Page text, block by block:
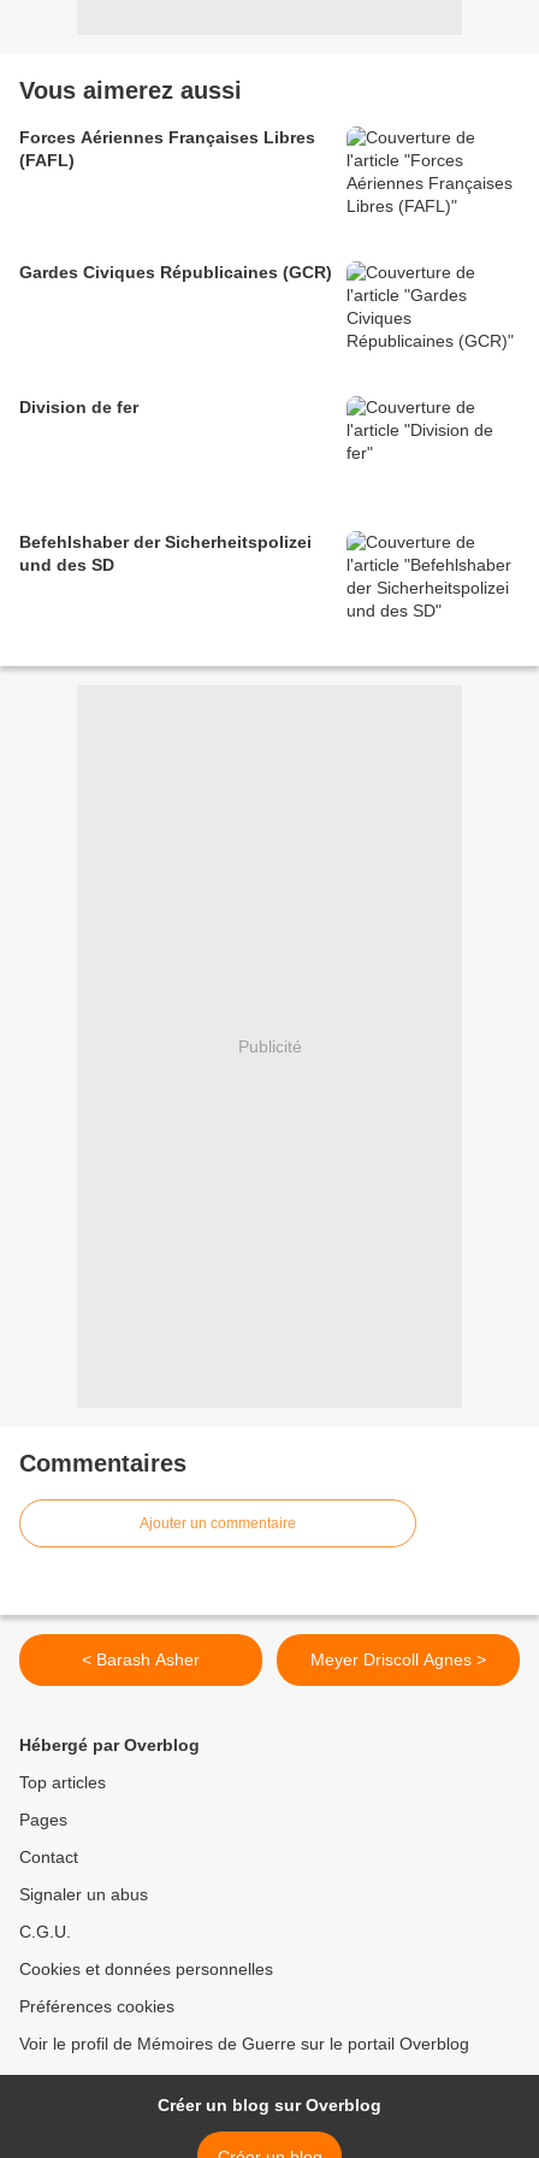
Vous aimerez aussi
Forces Aériennes Françaises Libres
(FAFL)
Gardes Civiques Républicaines (GCR)
Division de fer
Befehlshaber der Sicherheitspolizei
und des SD
Publicité
Commentaires
Ajouter un commentaire
< Barash Asher Meyer Driscoll Agnes >
Hébergé par Overblog
Top articles
Pages
Contact
Signaler un abus
C.G.U.
Cookies et données personnelles
Préférences cookies
Voir le profil de Mémoires de Guerre sur le portail Overblog
Créer un blog sur Overblog